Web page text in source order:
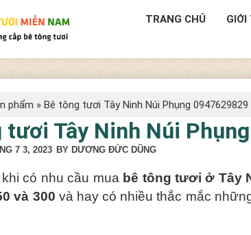
TRANG CHỦ GIỚI
phẩm » Bê tông tươi Tây Ninh Núi Phụng 0947629829
tươi Tây Ninh Núi
7 3, 2023 BY DƯƠNG ĐỨC DŨNG
có nhu cầu mua bê tông tươi ở Tây
và 300 và hay có nhiều thắc mắc